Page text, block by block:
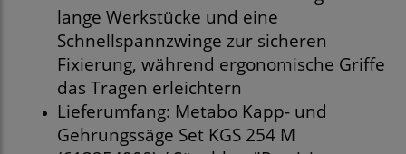
lange Werkstücke und eine
Schnellspannzwinge zur sicheren
Fixierung, während ergonomische Griffe
das Tragen erleichtern
Lieferumfang: Metabo Kapp- und
Gehrungssäge Set KGS 254 M